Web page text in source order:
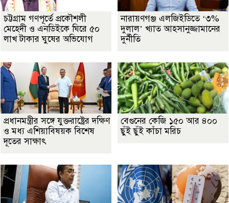
চট্টগ্রাম গণপূর্তে প্রকৌশলী
মেহেদী ও এনডিইকে ঘিরে ৫০
লাখ টাকার ঘুষের অভিযোগ
নারায়ণগঞ্জ এলজিইডিতে ‘৩%
দুলাল’ খ্যাত আহসানুজ্জামানের
দুর্নীতি
প্রধানমন্ত্রীর সঙ্গে যুক্তরাষ্ট্রের দক্ষিণ
ও মধ্য এশিয়াবিষয়ক বিশেষ
দূতের সাক্ষাৎ
বেগুনের কেজি ১৫০ আর ৪০০
ছুঁই ছুঁই কাঁচা মরিচ